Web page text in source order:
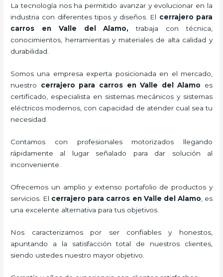
La tecnología nos ha permitido avanzar y evolucionar en la
industria con diferentes tipos y diseños. El cerrajero para
carros en Valle del Alamo,trabaja con técnica,
conocimientos, herramientas y materiales de alta calidad y
durabilidad.
Somos una empresa experta posicionada en el mercado,
nuestro cerrajero para carros en Valle del Alamo es
certificado, especialista en sistemas mecánicos y sistemas
eléctricos modernos, con capacidad de atender cual sea tu
necesidad.
Contamos con profesionales motorizados llegando
rápidamente al lugar señalado para dar solución al
inconveniente.
Ofrecemos un amplio y extenso portafolio de productos y
servicios. El cerrajero para carros en Valle del Alamo , es
una excelente alternativa para tus objetivos.
Nos caracterizamos por ser confiables y honestos,
apuntando a la satisfacción total de nuestros clientes,
siendo ustedes nuestro mayor objetivo.